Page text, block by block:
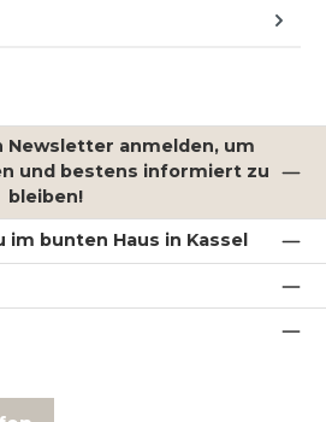
anmelden, um
und bestens informiert zu
bleiben!
im bunten Haus in Kassel